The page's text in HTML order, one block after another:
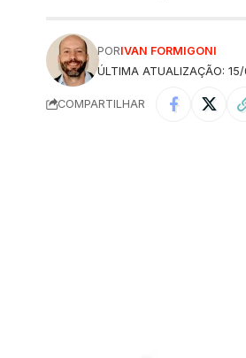
ÚLTIMA ATUALIZAÇÃO:
PORIVAN FORMIGONI
COMPARTILHAR